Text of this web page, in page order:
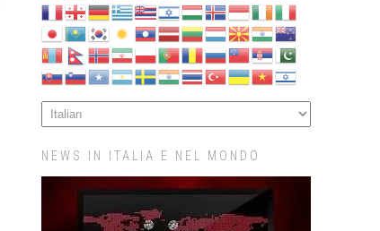
NEWS IN ITALIA E NEL MONDO